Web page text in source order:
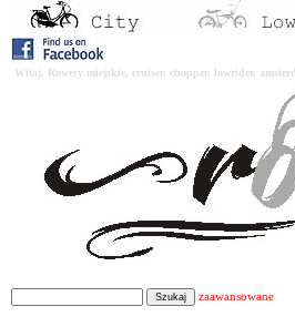
Witaj. Rowery miejskie, cruiser, chopper, lowrider,
zaawansowane